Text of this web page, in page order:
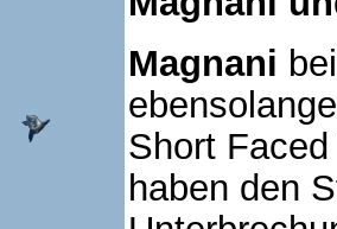
Magnani
Short
haben den